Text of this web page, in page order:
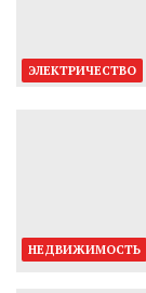
ЭЛЕКТРИЧЕСТВО
НЕДВИЖИМОСТЬ